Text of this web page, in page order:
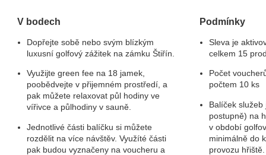
V bodech
Dopřejte sobě nebo svým blízkým
luxusní golfový zážitek na zámku Štiřín.
Využijte green fee na 18 jamek,
poobědvejte v přijemném prostředí, a
pak můžete relaxovat půl hodiny ve
vířivce a půlhodiny v sauně.
Jednotlivé části balíčku si můžete
rozdělit na více návštěv. Využíté části
pak budou vyznačeny na voucheru a
Podmínky
Sleva je
celkem 15
Počet
počtem 10 ks
Balíček
postupně) na
v období
minimálně do
provozu hřiště.